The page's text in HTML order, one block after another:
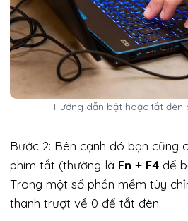
Hướng dẫn bật hoặc tắt
Bước 2: Bên cạnh đó bạn cũng
phím tắt (thường là Fn + F4 để
Trong một số phần mềm tùy
thanh trượt về 0 để tắt đèn.